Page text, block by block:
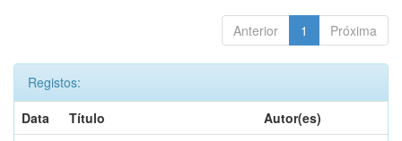
Anterior 1 Próxima
Registos:
Data
Título
Autor(es)